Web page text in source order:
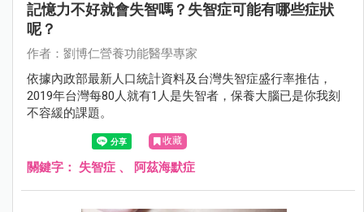
記憶力不好就會失智嗎？失智症可能有哪些症狀
呢？
作者：劉博仁營養功能醫學專家
依據內政部最新人口統計資料及台灣失智症盛行率推估，
2019年台灣每80人就有1人是失智者，保養大腦已是你我刻
不容緩的課題。
收藏
關鍵字： 失智症 、 阿茲海默症